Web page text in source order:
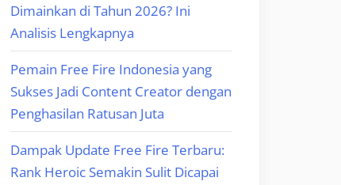
Dimainkan di Tahun 2026? Ini
Analisis Lengkapnya
Pemain Free Fire Indonesia yang
Sukses Jadi Content Creator dengan
Penghasilan Ratusan Juta
Dampak Update Free Fire Terbaru:
Rank Heroic Semakin Sulit Dicapai